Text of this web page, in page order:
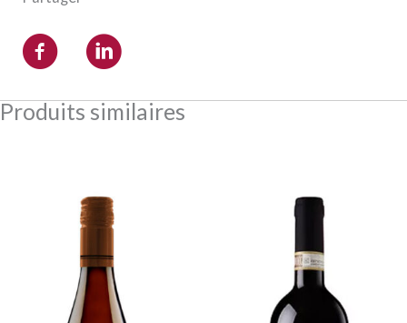
Produits similaires